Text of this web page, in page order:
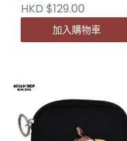
HKD $129.00
加入購物車